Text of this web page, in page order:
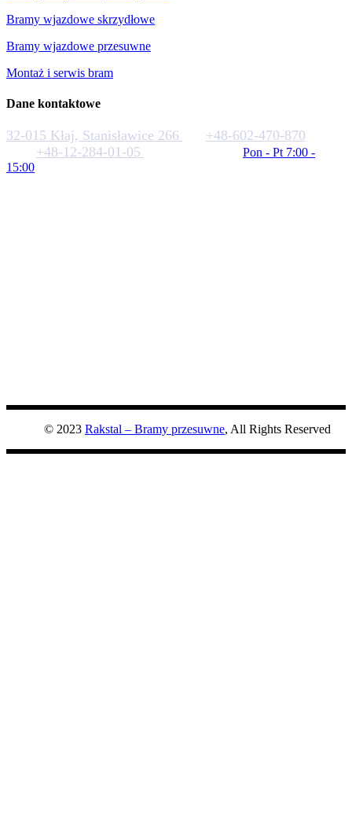
Bramy wjazdowe skrzydłowe
Bramy wjazdowe przesuwne
Montaż i serwis bram
Dane kontaktowe
32-015 Kłaj, Stanisławice 266
+48-602-470-870
+48-12-284-01-05
Pon - Pt 7:00 -
15:00
© 2023 Rakstal – Bramy przesuwne, All Rights Reserved